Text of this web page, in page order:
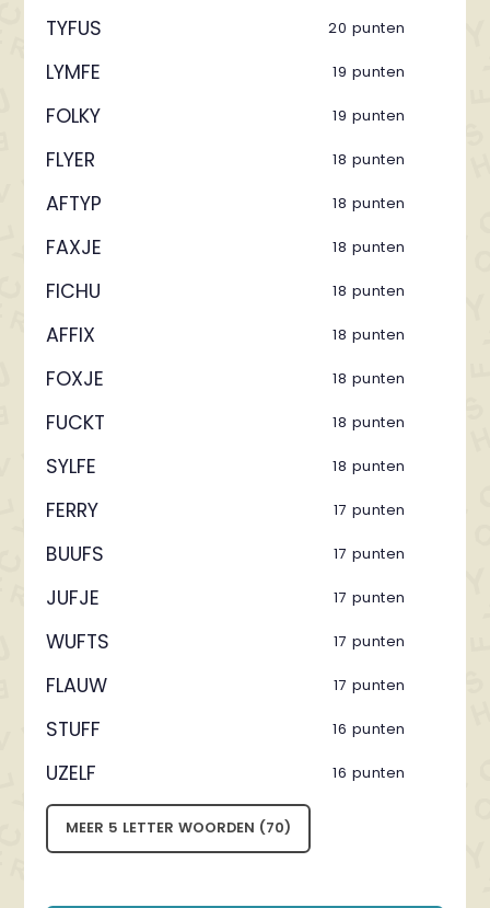
TYFUS 20 punten
LYMFE 19 punten
FOLKY 19 punten
FLYER 18 punten
AFTYP 18 punten
FAXJE 18 punten
FICHU 18 punten
AFFIX 18 punten
FOXJE 18 punten
FUCKT 18 punten
SYLFE 18 punten
FERRY 17 punten
BUUFS 17 punten
JUFJE 17 punten
WUFTS 17 punten
FLAUW 17 punten
STUFF 16 punten
UZELF 16 punten
MEER 5 LETTER WOORDEN (70)